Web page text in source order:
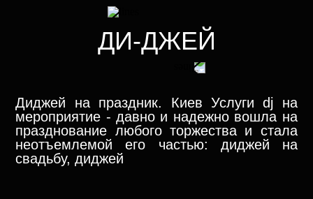
ДИ-ДЖЕЙ
Диджей на праздник. Киев Услуги dj на
мероприятие - давно и надежно вошла на
празднование любого торжества и стала
неотъемлемой его частью: диджей на
свадьбу, диджей